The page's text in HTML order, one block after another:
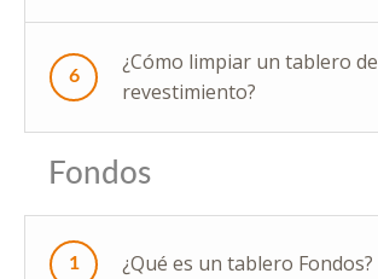
6
¿Cómo limpiar un tablero de
revestimiento?
Fondos
1 ¿Qué es un tablero Fondos?